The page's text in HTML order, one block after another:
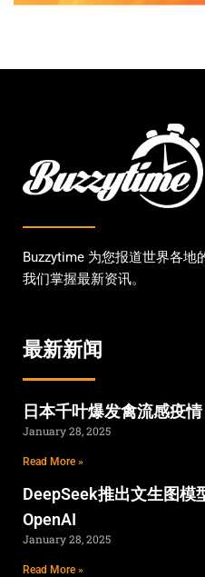
Buzzytime 为您报道世界各地
我们掌握最新资讯。
最新新闻
日本千叶爆发禽流感疫
January 28, 2025
Read More »
DeepSeek推出文生图
OpenAI
January 28, 2025
Read More »